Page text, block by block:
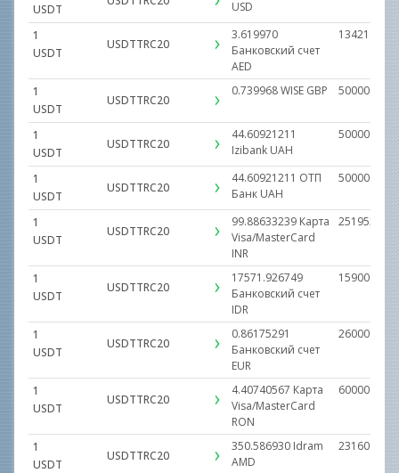
USDT
USD
1
USDT
USDTTRC20
3.619970
Банковский счет
AED
1
USDT
USDTTRC20
0.739968WISE GBP
1
USDT
USDTTRC20
44.60921211
Izibank UAH
1
USDT
USDTTRC20
44.60921211 ОТП
Банк UAH
1
USDT
USDTTRC20
99.88633239 Карта
Visa/MasterCard
INR
1
USDT
USDTTRC20
17571.926749
Банковский счет
IDR
1
USDT
USDTTRC20
0.86175291
Банковский счет
EUR
1
USDT
USDTTRC20
4.40740567 Карта
Visa/MasterCard
RON
1
USDT
USDTTRC20
350.586930 Idram
AMD